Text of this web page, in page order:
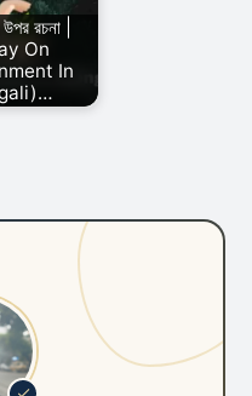
রচনা |
On
In